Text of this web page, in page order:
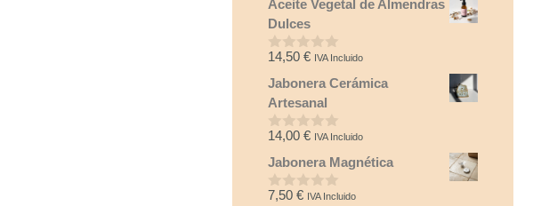
Aceite Vegetal de Almendras
Dulces
0
e
5
14,50 € IVA Incluido
Jabonera Cerámica
Artesanal
0
e
5
14,00 € IVA Incluido
Jabonera Magnética
0
7,50 € IVA Incluido